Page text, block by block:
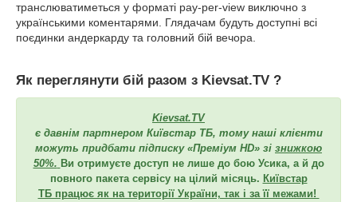
транслюватиметься у форматі pay-per-view виключно з
українськими коментарями. Глядачам будуть доступні всі
поєдинки андеркарду та головний бій вечора.
Як переглянути бій разом з Kievsat.TV ?
Kievsat.TV
є давнім партнером Київстар ТБ, тому наші клієнти
можуть придбати підписку «Преміум HD» зі знижкою
50%. Ви отримуєте доступ не лише до бою Усика, а й до
повного пакета сервісу на цілий місяць. Київстар
ТБ працює як на території України, так і за її межами!